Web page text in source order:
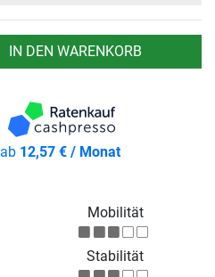
IN DEN WARENKORB
Mobilität
Stabilität
ab 12,57 € / Monat